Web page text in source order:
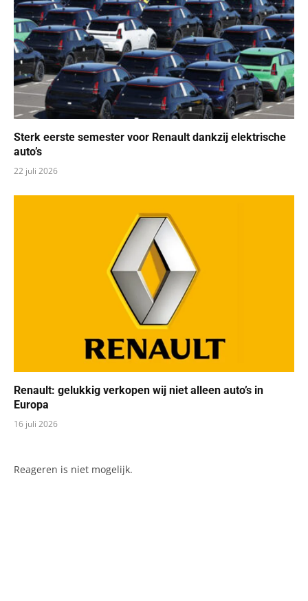
Sterk eerste semester voor Renault dankzij elektrische
auto’s
22 juli 2026
Renault: gelukkig verkopen wij niet alleen auto’s in
Europa
16 juli 2026
Reageren is niet mogelijk.